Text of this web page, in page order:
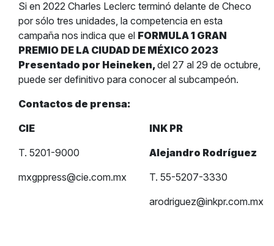
Si en 2022 Charles Leclerc terminó delante de Checo
por sólo tres unidades, la competencia en esta
campaña nos indica que el FORMULA 1 GRAN
PREMIO DE LA CIUDAD DE MÉXICO 2023
Presentado por Heineken,del 27 al 29 de octubre,
puede ser definitivo para conocer al subcampeón.
Contactos de prensa:
CIE
T. 5201-9000
mxgppress@cie.com.mx
INK PR
Alejandro Rodríguez
T. 55-5207-3330
arodriguez@inkpr.com.mx